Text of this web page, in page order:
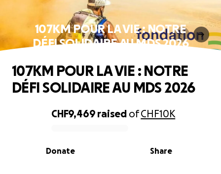
107KM POUR LA VIE : NOTRE
DÉFI SOLIDAIRE AU MDS 2026
0% complete
CHF9,469 raised ofCHF10K
Share
Donate
107KM POUR LA VIE : NOTRE
DÉFI SOLIDAIRE AU MDS 2026